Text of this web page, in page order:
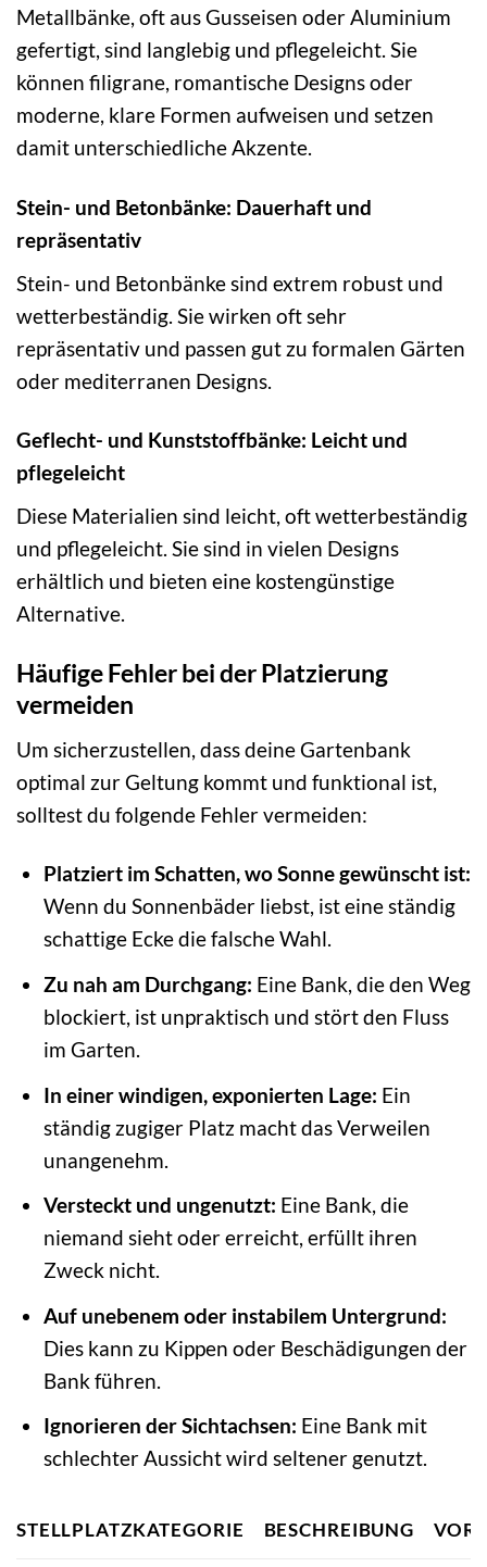
Metallbänke, oft aus Gusseisen oder Aluminium
gefertigt, sind langlebig und pflegeleicht. Sie
können filigrane, romantische Designs oder
moderne, klare Formen aufweisen und setzen
damit unterschiedliche Akzente.
Stein- und Betonbänke: Dauerhaft und
repräsentativ
Stein- und Betonbänke sind extrem robust und
wetterbeständig. Sie wirken oft sehr
repräsentativ und passen gut zu formalen Gärten
oder mediterranen Designs.
Geflecht- und Kunststoffbänke: Leicht und
pflegeleicht
Diese Materialien sind leicht, oft wetterbeständig
und pflegeleicht. Sie sind in vielen Designs
erhältlich und bieten eine kostengünstige
Alternative.
Häufige Fehler bei der Platzierung
vermeiden
Um sicherzustellen, dass deine Gartenbank
optimal zur Geltung kommt und funktional ist,
solltest du folgende Fehler vermeiden:
Platziert im Schatten, wo Sonne gewünscht ist:
Wenn du Sonnenbäder liebst, ist eine ständig
schattige Ecke die falsche Wahl.
Zu nah am Durchgang: Eine Bank, die den Weg
blockiert, ist unpraktisch und stört den Fluss
im Garten.
In einer windigen, exponierten Lage: Ein
ständig zugiger Platz macht das Verweilen
unangenehm.
Versteckt und ungenutzt: Eine Bank, die
niemand sieht oder erreicht, erfüllt ihren
Zweck nicht.
Auf unebenem oder instabilem Untergrund:
Dies kann zu Kippen oder Beschädigungen der
Bank führen.
Ignorieren der Sichtachsen: Eine Bank mit
schlechter Aussicht wird seltener genutzt.
STELLPLATZKATEGORIE BESCHREIBUNG